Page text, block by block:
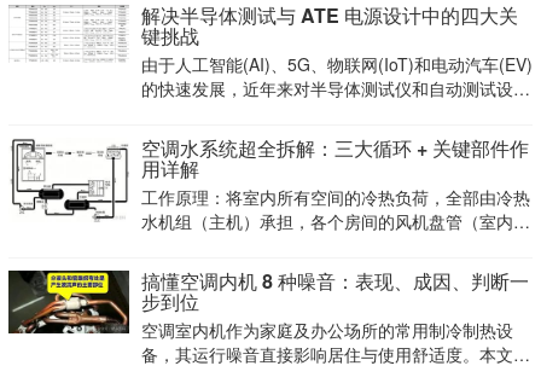
解决半导体测试与 ATE 电源设计中的四大关
键挑战
由于人工智能(AI)、5G、物联网(IoT)和电动汽车(EV)
的快速发展，近年来对半导体测试仪和自动测试设备
杂，因此需要更强大、更精确的ATE来进行测试。在
设计半导体测试设备的
空调水系统超全拆解：三大循环 + 关键部件作
用详解
工作原理：将室内所有空间的冷热负荷，全部由冷热
水机组（主机）承担，各个房间的风机盘管（室内末
的冷热水循环，完成室内的供冷与供热。一套典型的
空调水系统，主要由三大核心部分组成：冷冻水循环
系统、冷却
搞懂空调内机 8 种噪音：表现、成因、判断一
步到位
空调室内机作为家庭及办公场所的常用制冷制热设
备，其运行噪音直接影响居住与使用舒适度。本文将